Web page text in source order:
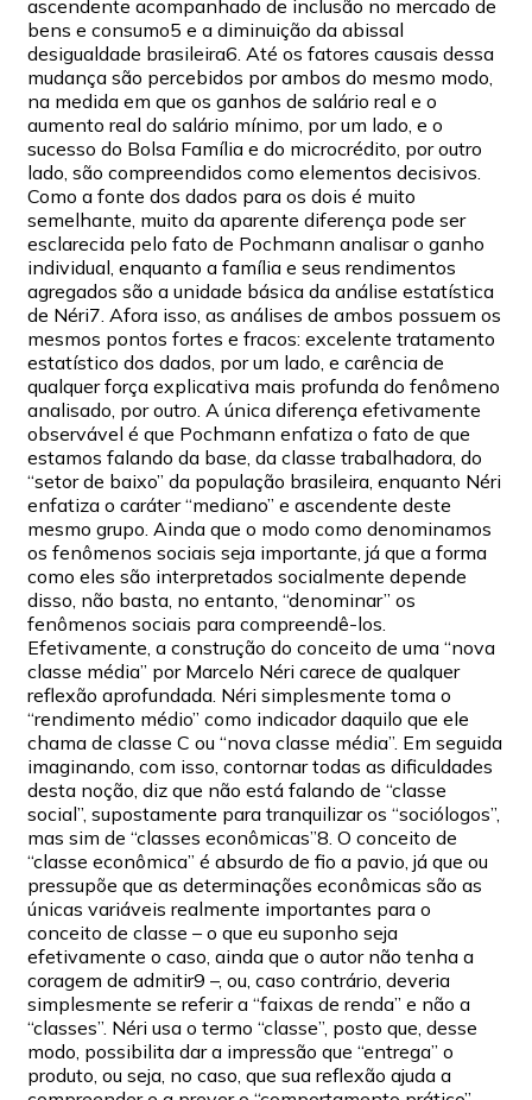
ascendente acompanhado de inclusão no mercado de
bens e consumo5 e a diminuição da abissal
desigualdade brasileira6. Até os fatores causais dessa
mudança são percebidos por ambos do mesmo modo,
na medida em que os ganhos de salário real e o
aumento real do salário mínimo, por um lado, e o
sucesso do Bolsa Família e do microcrédito, por outro
lado, são compreendidos como elementos decisivos.
Como a fonte dos dados para os dois é muito
semelhante, muito da aparente diferença pode ser
esclarecida pelo fato de Pochmann analisar o ganho
individual, enquanto a família e seus rendimentos
agregados são a unidade básica da análise estatística
de Néri7. Afora isso, as análises de ambos possuem os
mesmos pontos fortes e fracos: excelente tratamento
estatístico dos dados, por um lado, e carência de
qualquer força explicativa mais profunda do fenômeno
analisado, por outro. A única diferença efetivamente
observável é que Pochmann enfatiza o fato de que
estamos falando da base, da classe trabalhadora, do
“setor de baixo” da população brasileira, enquanto Néri
enfatiza o caráter “mediano” e ascendente deste
mesmo grupo. Ainda que o modo como denominamos
os fenômenos sociais seja importante, já que a forma
como eles são interpretados socialmente depende
disso, não basta, no entanto, “denominar” os
fenômenos sociais para compreendê-los.
Efetivamente, a construção do conceito de uma “nova
classe média” por Marcelo Néri carece de qualquer
reflexão aprofundada. Néri simplesmente toma o
“rendimento médio” como indicador daquilo que ele
chama de classe C ou “nova classe média”. Em seguida
imaginando, com isso, contornar todas as dificuldades
desta noção, diz que não está falando de “classe
social”, supostamente para tranquilizar os “sociólogos”,
mas sim de “classes econômicas”8. O conceito de
“classe econômica” é absurdo de fio a pavio, já que ou
pressupõe que as determinações econômicas são as
únicas variáveis realmente importantes para o
conceito de classe – o que eu suponho seja
efetivamente o caso, ainda que o autor não tenha a
coragem de admitir9 –, ou, caso contrário, deveria
simplesmente se referir a “faixas de renda” e não a
“classes”. Néri usa o termo “classe”, posto que, desse
modo, possibilita dar a impressão que “entrega” o
produto, ou seja, no caso, que sua reflexão ajuda a